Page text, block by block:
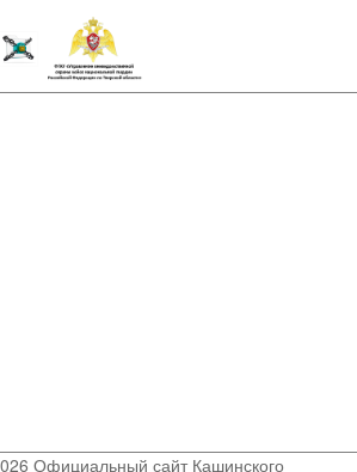
Официальный сайт Кашинского